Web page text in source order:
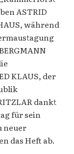
ASTRID
während
KLAUS, der
dankt
für sein
neuer
das Heft ab.